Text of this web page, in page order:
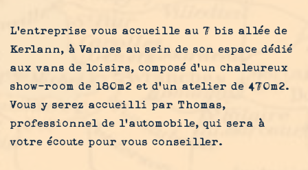
L'entreprise vous accueille au 7 bis allée de
Kerlann, à Vannes au sein de son espace dédié
aux vans de loisirs, composé d’un chaleureux
show-room de 180m2 et d’un atelier de 470m2.
Vous y serez accueilli par Thomas,
professionnel de l’automobile, qui sera à
votre écoute pour vous conseiller.